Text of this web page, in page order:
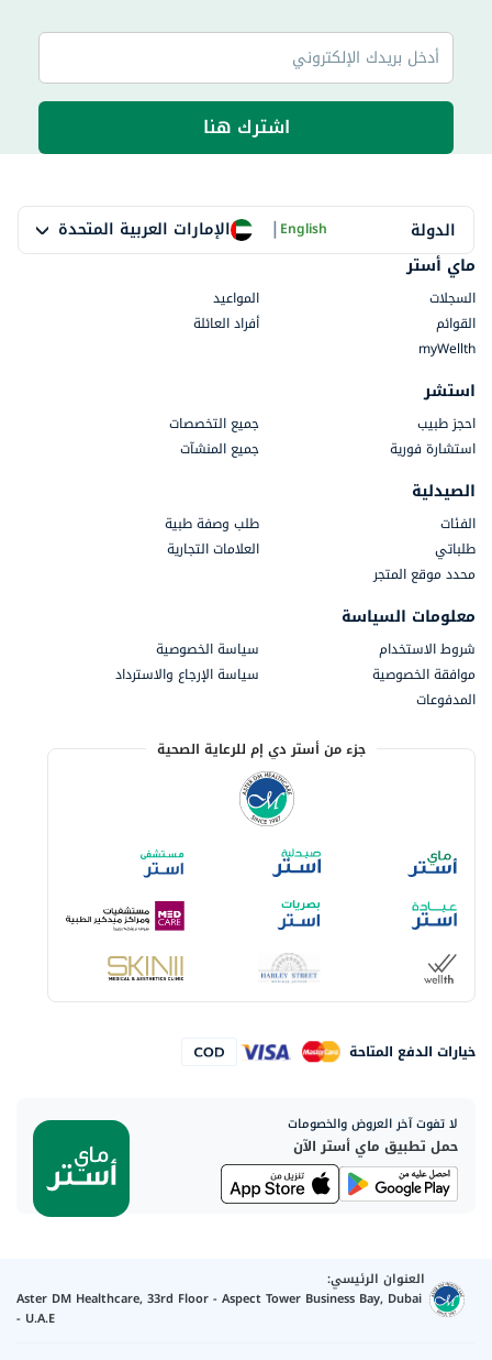
اشترك هنا
الدولة الإمارات العربية المتحدة |English
ماي أستر
السجلات
المواعيد
القوائم
أفراد العائلة
myWellth
استشر
احجز طبيب
جميع التخصصات
استشارة فورية
جميع المنشآت
الصيدلية
الفئات
طلب وصفة طبية
طلباتي
العلامات التجارية
محدد موقع المتجر
معلومات السياسة
شروط الاستخدام
سياسة الخصوصية
موافقة الخصوصية
سياسة الإرجاع والاسترداد
المدفوعات
جزء من أستر دي إم للرعاية الصحية
خيارات الدفع المتاحة
لا تفوت آخر العروض والخصومات
حمل تطبيق ماي أستر الآن
العنوان الرئيسي:
Aster DM Healthcare, 33rd Floor - Aspect Tower Business Bay, Dubai
- U.A.E